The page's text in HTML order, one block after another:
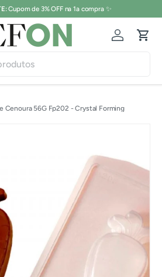
Chocolatesvocê encontraaqui. 🍫🍩🍪
Conecte-
Cenoura 56G Fp202 - Crystal Forming